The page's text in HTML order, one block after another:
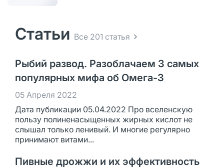
Статьи Все 201 статья
Рыбий развод. Разоблачаем 3 самых
популярных мифа об Омега-3
05 Апреля 2022
Дата публикации 05.04.2022 Про вселенскую
пользу полиненасыщенных жирных кислот не
слышал только ленивый. И многие регулярно
принимают витами...
Пивные дрожжи и их эффективность